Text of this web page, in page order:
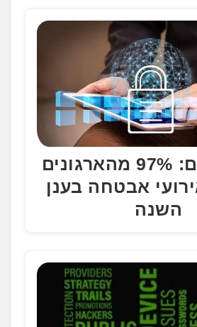
כמעט כולם: 97% מהארגונים
אבטחה בענן
השנה